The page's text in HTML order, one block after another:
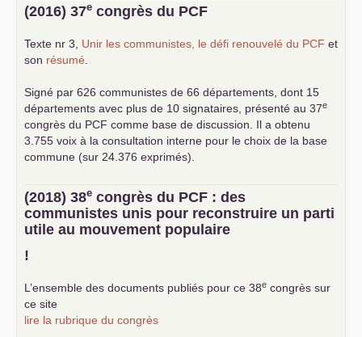
(2016) 37e congrès du PCF
Texte nr 3, Unir les communistes, le défi renouvelé du PCF et
son résumé
Signé par 626 communistes de 66 départements, dont 15
départements avec plus de 10 signataires, présenté au 37e
congrès du PCF comme base de discussion. Il a obtenu
3.755 voix à la consultation interne pour le choix de la base
commune (sur 24.376 exprimés).
(2018) 38e congrès du PCF : des
communistes unis pour reconstruire un parti
utile au mouvement populaire
!
L’ensemble des documents publiés pour ce 38e congrès sur
ce site
lire la rubrique du congrès